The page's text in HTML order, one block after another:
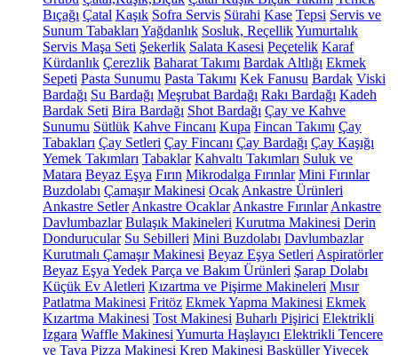
Bıçağı Çatal Kaşık Sofra Servis Sürahi Kase Tepsi Servis ve
Sunum Tabakları Yağdanlık Sosluk, ReçellikYumurtalık
Servis Maşa Seti Şekerlik Salata Kasesi Peçetelik Karaf
Kürdanlık Çerezlik Baharat Takımı Bardak Altlığı Ekmek
Sepeti Pasta Sunumu Pasta Takımı Kek Fanusu Bardak Viski
Bardağı Su Bardağı Meşrubat Bardağı Rakı Bardağı Kadeh
Bardak Seti Bira Bardağı Shot Bardağı Çay ve Kahve
Sunumu Sütlük Kahve Fincanı Kupa Fincan Takımı Çay
Tabakları Çay Setleri Çay Fincanı Çay Bardağı Çay Kaşığı
Yemek Takımları Tabaklar Kahvaltı Takımları Suluk ve
Matara Beyaz Eşya Fırın Mikrodalga Fırınlar Mini Fırınlar
Buzdolabı Çamaşır Makinesi Ocak Ankastre Ürünleri
Ankastre Setler Ankastre Ocaklar Ankastre Fırınlar Ankastre
Davlumbazlar Bulaşık Makineleri Kurutma Makinesi Derin
Dondurucular Su Sebilleri Mini Buzdolabı Davlumbazlar
Kurutmalı Çamaşır Makinesi Beyaz Eşya Setleri Aspiratörler
Beyaz Eşya Yedek Parça ve Bakım Ürünleri Şarap Dolabı
Küçük Ev Aletleri Kızartma ve Pişirme Makineleri Mısır
Patlatma Makinesi Fritöz Ekmek Yapma Makinesi Ekmek
Kızartma Makinesi Tost Makinesi Buharlı Pişirici Elektrikli
Izgara Waffle Makinesi Yumurta Haşlayıcı Elektrikli Tencere
ve Tava Pizza Makinesi Krep Makinesi BasküllerYiyecek